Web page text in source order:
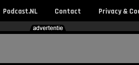
Podcast.NL Contact Privacy &